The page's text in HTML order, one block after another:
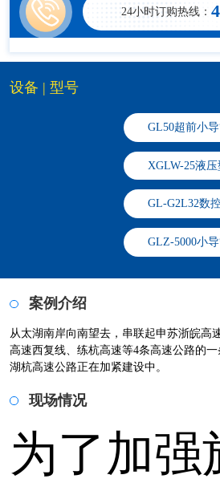
24小时订购热线：
设备 | 型号
GL50超前小
XGLW-25液
GL-G2L32数
GLZ-5000小
案例介绍
从太湖南岸向南望去，串联起申苏浙皖高
高速西复线、练杭高速等4条高速公路的
湖杭高速公路正在加紧建设中。
现场情况
为了加强